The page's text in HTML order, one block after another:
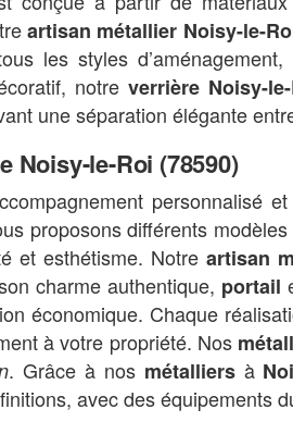
artisan métallier Noisy-le-
les styles d’aménagement,
notre verrière Noisy-
une séparation élégante
Noisy-le-Roi (78590)
personnalisé
proposons différents
et esthétisme. Notre artisan
charme authentique, portail
économique. Chaque
à votre propriété. Nos
. Grâce à nos métalliersà
avec des équipements